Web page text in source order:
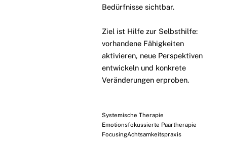
Bedürfnisse sichtbar.
Ziel ist Hilfe zur Selbsthilfe:
vorhandene Fähigkeiten
aktivieren, neue Perspektiven
entwickeln und konkrete
Veränderungen erproben.
Systemische Therapie
Emotionsfokussierte Paartherapie
FocusingAchtsamkeitspraxis